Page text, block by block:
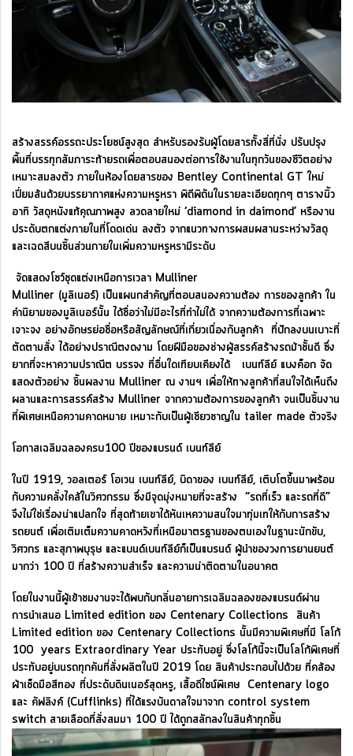
สร้างสรรค์อรรถะประโยชน์สูงสุด สำหรับรองรับผู้โดยสารทั้งสี่ที่นั่ง ปรับปรุง
พื้นที่บรรทุกสัมภาระท้ายรถเพื่อตอบสนองต่อการใช้งานในทุกวันของชีวิตอย่าง
เหมาะสมลงตัว ภายในห้องโดยสารของ Bentley Continental GT ใหม่
เปี่ยมล้นด้วยบรรยากาศแห่งความหรูหรา พิถีพิถันในรายละเอียดทุกๆ ตารางนิ้ว
อาทิ วัสดุหนังแท้คุณภาพสูง ลวดลายใหม่ ‘diamond in daimond’ หรืองาน
ประดับตกแต่งภายในที่โดดเด่น ลงตัว จากแนวทางการผสมผสานระหว่างวัสดุ
และเฉดสีบนชิ้นส่วนภายในเพิ่มความหรูหรามีระดับ
จัดแสดงโชว์ชุดแต่งเหนือการเวลา Mulliner
Mulliner (มูลิเนอร์) เป็นแผนกสำคัญที่ตอบสนองความต้อง การของลูกค้า ใน
คำนิยามของมูลิเนอร์นั้น ได้ชื่อว่าไม่มีอะไรที่ทำไม่ได้ จากความต้องการที่เฉพาะ
เจาะจง อย่างอักษรย่อชื่อหรือสัญลักษณ์ที่เกี่ยวเนื่องกับลูกค้า ที่ปักลงบนเบาะที่
ตัดตามสั่ง ได้อย่างปราณีตงดงาม โดยฝีมือของช่างผู้สรรค์สร้างรถม้าชั้นดี ซึ่ง
ยากที่จะหาความปราณีต บรรจง ที่อื่นใดเทียบเคียงได้ เบนท์ลีย์ แบงค็อก จัด
แสดงตัวอย่าง ชิ้นผลงาน Mulliner ณ งานฯ เพื่อให้ทางลูกค้าที่สนใจได้เห็นถึง
ผลานและการสรรค์สร้าง Mulliner จากความต้องการของลูกค้า จนเป็นชิ้นงาน
ที่พิเศษเหนือความคาดหมาย เหมาะกับเป็นผู้เชียวชาญใน tailer made ตัวจริง
โอกาสเฉลิมฉลองครบ100 ปีของแบรนด์ เบนท์ลีย์
ในปี 1919, วอลเตอร์ โอเวน เบนท์ลีย์, บิดาของ เบนท์ลีย์, เติบโตขึ้นมาพร้อม
กับความคลั่งไคล้ในวิศวกรรม ซึ่งมีจุดมุ่งหมายที่จะสร้าง “รถที่เร็ว และรถที่ดี”
จึงไม่ใช่เรื่องน่าแปลกใจ ที่สุดท้ายเขาได้หันเหความสนใจมาทุ่มเทให้กับการสร้าง
รถยนต์ เพื่อเติมเต็มความคาดหวังที่เหนือมาตรฐานของตนเองในฐานะนักขับ,
วิศวกร และสุภาพบุรุษ และแบนด์เบนท์ลีย์ก็เป็นแบรนด์ ผู้นำของวงการยานยนต์
มากว่า 100 ปี ที่สร้างความสำเร็จ และความน่าติดตามในอนาคต
โดยในงานนี้ผู้เข้าชมงานจะได้พบกับกลิ่นอายการเฉลิมฉลองของแบรนด์ผ่าน
การนำเสนอ Limited edition ของ Centenary Collections สินค้า
Limited edition ของ Centenary Collections นั้นมีความพิเศษที่มี โลโก้
100 years Extraordinary Year ประทับอยู่ ซึ่งโลโก้นี้จะเป็นโลโก้พิเศษที่
ประทับอยู่บนรถทุกคันที่สั่งผลิตในปี 2019 โดย สินค้าประกอบไปด้วย ที่คล้อง
ผ้าเช็ดมือสีทอง ที่ประดับดินเนอร์สุดหรู, เสื้อดีไซน์พิเศษ Centenary logo
และ คัฟลิงค์ (Cufflinks) ที่ได้แรงบันดาลใจมาจาก control system
switch สายเลือดที่สั่งสมมา 100 ปี ได้ถูกสลักลงในสินค้าทุกชิ้น